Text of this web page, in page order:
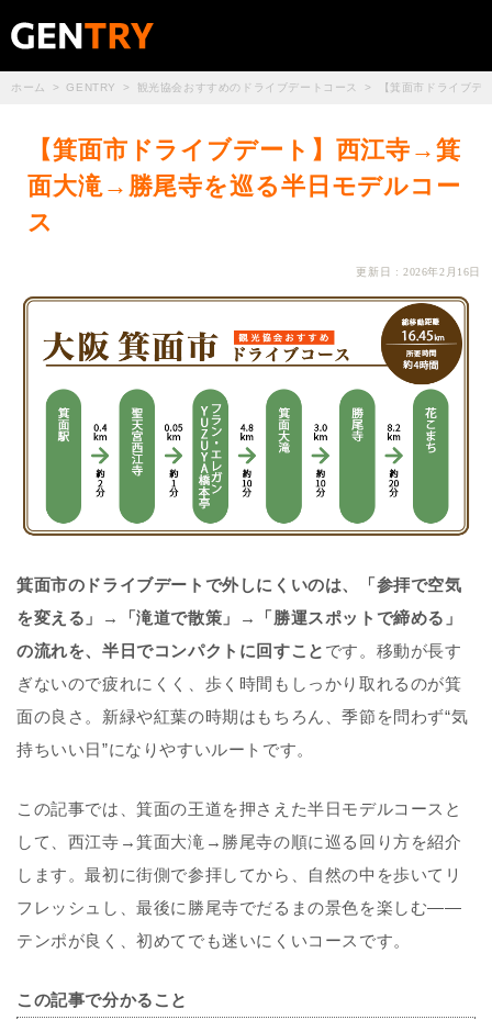
ホーム GENTRY 観光協会おすすめのドライブデートコース 【箕面市ドライブ
【箕面市ドライブデート】西江寺→箕
面大滝→勝尾寺を巡る半日モデルコー
ス
更新日 : 2026年2月16日
箕面市のドライブデートで外しにくいのは、「参拝で空気
を変える」→「滝道で散策」→「勝運スポットで締める」
の流れを、半日でコンパクトに回すこと です。移動が長す
ぎないので疲れにくく、歩く時間もしっかり取れるのが箕
面の良さ。新緑や紅葉の時期はもちろん、季節を問わず“気
持ちいい日”になりやすいルートです。
この記事では、箕面の王道を押さえた半日モデルコース と
して、 西江寺 →箕面大滝 → 勝尾寺の順に巡る回り方を紹介
します。最初に街側で参拝してから、自然の中を歩いてリ
フレッシュし、最後に勝尾寺でだるまの景色を楽しむ——
テンポが良く、初めてでも迷いにくいコースです。
この記事で分かること